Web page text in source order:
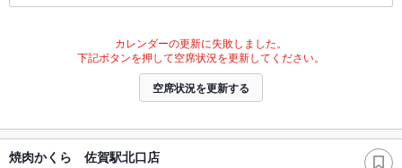
カレンダーの更新に失敗しました。
下記ボタンを押して空席状況を更新してください。
空席状況を更新する
焼肉かくら 佐賀駅北口店